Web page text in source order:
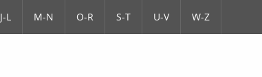
J-L M-N O-R S-T U-V W-Z